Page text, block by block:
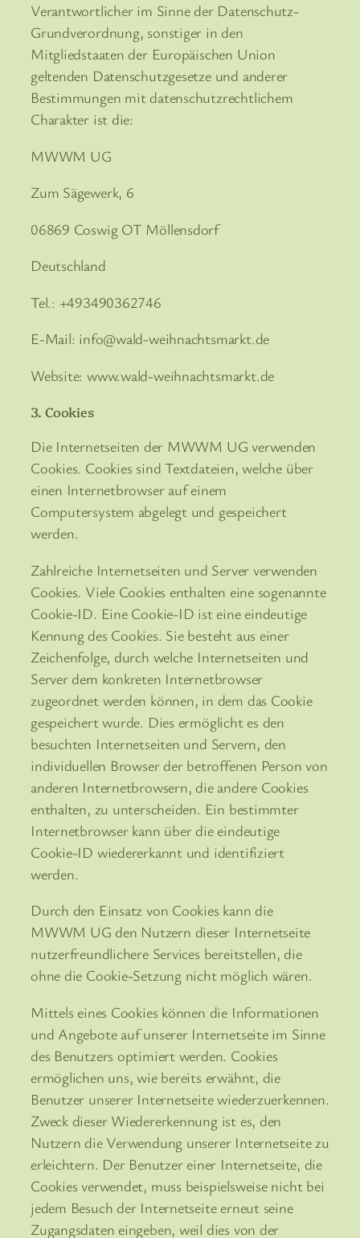
Verantwortlicher im Sinne der Datenschutz-
Grundverordnung, sonstiger in den
Mitgliedstaaten der Europäischen Union
geltenden Datenschutzgesetze und anderer
Bestimmungen mit datenschutzrechtlichem
Charakter ist die:
MWWM UG
Zum Sägewerk, 6
06869 Coswig OT Möllensdorf
Deutschland
Tel.: +493490362746
E-Mail: info@wald-weihnachtsmarkt.de
Website: www.wald-weihnachtsmarkt.de
3. Cookies
Die Internetseiten der MWWM UG verwenden
Cookies. Cookies sind Textdateien, welche über
einen Internetbrowser auf einem
Computersystem abgelegt und gespeichert
werden.
Zahlreiche Internetseiten und Server verwenden
Cookies. Viele Cookies enthalten eine sogenannte
Cookie-ID. Eine Cookie-ID ist eine eindeutige
Kennung des Cookies. Sie besteht aus einer
Zeichenfolge, durch welche Internetseiten und
Server dem konkreten Internetbrowser
zugeordnet werden können, in dem das Cookie
gespeichert wurde. Dies ermöglicht es den
besuchten Internetseiten und Servern, den
individuellen Browser der betroffenen Person von
anderen Internetbrowsern, die andere Cookies
enthalten, zu unterscheiden. Ein bestimmter
Internetbrowser kann über die eindeutige
Cookie-ID wiedererkannt und identifiziert
werden.
Durch den Einsatz von Cookies kann die
MWWM UG den Nutzern dieser Internetseite
nutzerfreundlichere Services bereitstellen, die
ohne die Cookie-Setzung nicht möglich wären.
Mittels eines Cookies können die Informationen
und Angebote auf unserer Internetseite im Sinne
des Benutzers optimiert werden. Cookies
ermöglichen uns, wie bereits erwähnt, die
Benutzer unserer Internetseite wiederzuerkennen.
Zweck dieser Wiedererkennung ist es, den
Nutzern die Verwendung unserer Internetseite zu
erleichtern. Der Benutzer einer Internetseite, die
Cookies verwendet, muss beispielsweise nicht bei
jedem Besuch der Internetseite erneut seine
Zugangsdaten eingeben, weil dies von der